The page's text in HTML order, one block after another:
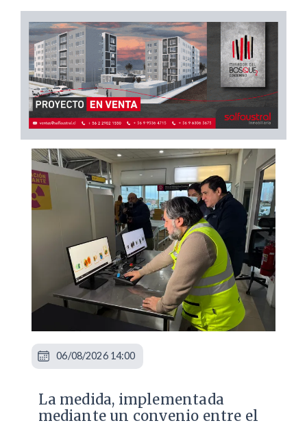
La medida, implementada
mediante un convenio entre el
06/08/2026 14:00